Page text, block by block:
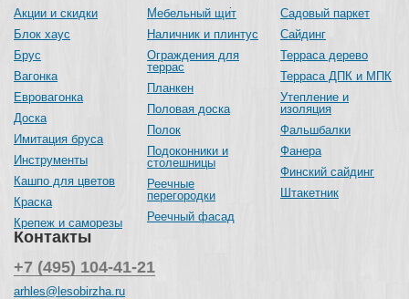
Акции и скидки
Блок хаус
Брус
Вагонка
Евровагонка
Доска
Имитация бруса
Инструменты
Кашпо для цветов
Краска
Крепеж и саморезы
Мебельный щит
Наличник и плинтус
Ограждения для
террас
Планкен
Половая доска
Полок
Подоконники и
столешницы
Реечные
перегородки
Реечный фасад
Садовый паркет
Сайдинг
Терраса дерево
Терраса ДПК и МПК
Утепление и
изоляция
Фальшбалки
Фанера
Финский сайдинг
Штакетник
Контакты
+7 (495) 104-41-21
arhles@lesobirzha.ru